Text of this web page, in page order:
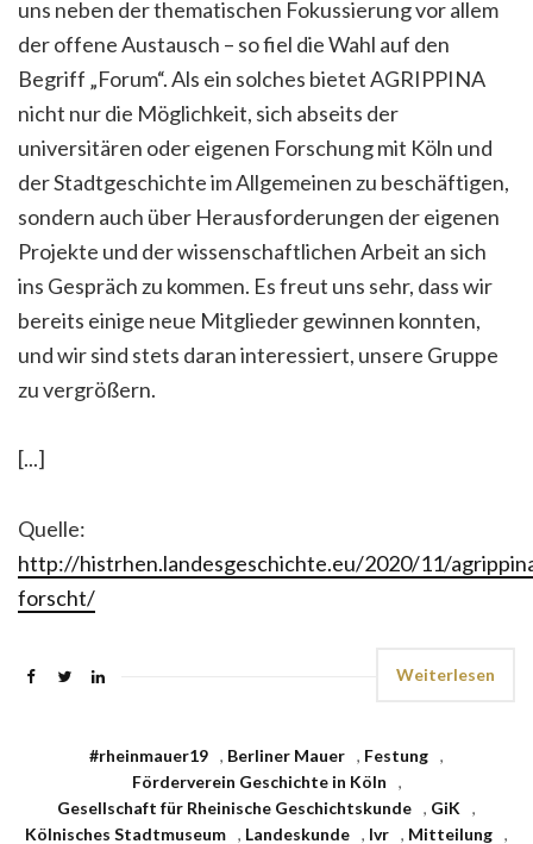
uns neben der thematischen Fokussierung vor allem
der offene Austausch – so fiel die Wahl auf den
Begriff „Forum“. Als ein solches bietet AGRIPPINA
nicht nur die Möglichkeit, sich abseits der
universitären oder eigenen Forschung mit Köln und
der Stadtgeschichte im Allgemeinen zu beschäftigen,
sondern auch über Herausforderungen der eigenen
Projekte und der wissenschaftlichen Arbeit an sich
ins Gespräch zu kommen. Es freut uns sehr, dass wir
bereits einige neue Mitglieder gewinnen konnten,
und wir sind stets daran interessiert, unsere Gruppe
zu vergrößern.
[...]
Quelle:
http://histrhen.landesgeschichte.eu/2020/11/
forscht/
Weiterlesen
#rheinmauer19 , Berliner Mauer , Festung ,
Förderverein Geschichte in Köln
,
Gesellschaft für Rheinische Geschichtskunde , GiK
,
Kölnisches Stadtmuseum , Landeskunde , lvr , Mitteilung ,